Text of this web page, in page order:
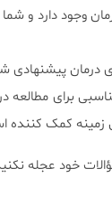
وجود دارد و
درمان پیشنهادی
برای مطالعه
زمینه کمک کننده
خود عجله